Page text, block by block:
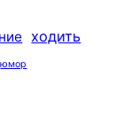
ходить
юмор